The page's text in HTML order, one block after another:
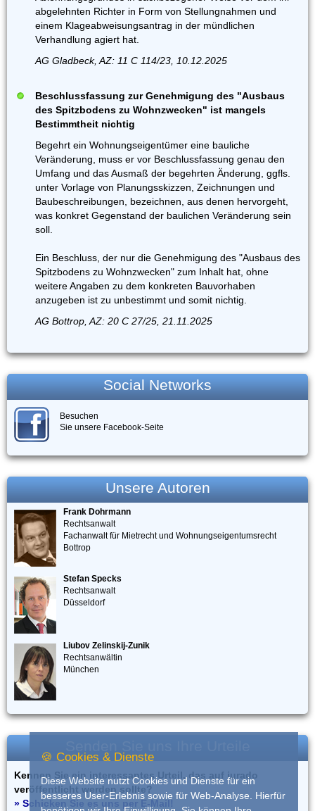
abgelehnten Richter in Form von Stellungnahmen und
einem Klageabweisungsantrag in der mündlichen
Verhandlung agiert hat.
AG Gladbeck, AZ: 11 C 114/23, 10.12.2025
Beschlussfassung zur Genehmigung des "Ausbaus
des Spitzbodens zu Wohnzwecken" ist mangels
Bestimmtheit nichtig
Begehrt ein Wohnungseigentümer eine bauliche
Veränderung, muss er vor Beschlussfassung genau den
Umfang und das Ausmaß der begehrten Änderung, ggfls.
unter Vorlage von Planungsskizzen, Zeichnungen und
Baubeschreibungen, bezeichnen, aus denen hervorgeht,
was konkret Gegenstand der baulichen Veränderung sein
soll.
Ein Beschluss, der nur die Genehmigung des "Ausbaus des
Spitzbodens zu Wohnzwecken" zum Inhalt hat, ohne
weitere Angaben zu dem konkreten Bauvorhaben
anzugeben ist zu unbestimmt und somit nichtig.
AG Bottrop, AZ: 20 C 27/25, 21.11.2025
Social Networks
Besuchen
Sie unsere Facebook-Seite
Unsere Autoren
Frank Dohrmann
Rechtsanwalt
Fachanwalt für Mietrecht und Wohnungseigentumsrecht
Bottrop
Stefan Specks
Rechtsanwalt
Düsseldorf
Liubov Zelinskij-Zunik
Rechtsanwältin
München
Kennen Sie ein interessantes Urteil, das auf iurado
veröffentlicht werden sollte?
» Schicken Sie es uns per E-Mail!
🍪 Cookies & Dienste
Diese Website nutzt Cookies und Dienste für ein
besseres User-Erlebnis sowie für Web-Analyse. Hierfür